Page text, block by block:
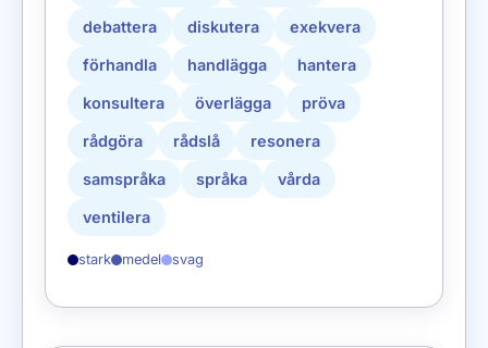
debattera diskutera exekvera
förhandla handlägga hantera
konsultera överlägga pröva
rådgöra rådslå resonera
samspråka språka vårda
ventilera
stark medel svag